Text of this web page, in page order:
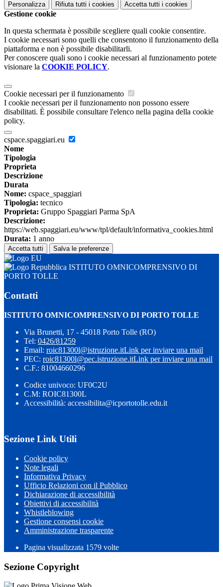
Personalizza Rifiuta tutti i cookies Accetta tutti i cookies
Gestione cookie
In questa schermata è possibile scegliere quali cookie consentire.
I cookie necessari sono quelli che consentono il funzionamento della
piattaforma e non è possibile disabilitarli.
Per conoscere quali sono i cookie necessari al funzionamento potete
visionare la COOKIE POLICY.
Cookie necessari per il funzionamento
I cookie necessari per il funzionamento non possono essere
disabilitati. È possibile consultare l'elenco nella pagina della cookie
policy.
cspace.spaggiari.eu
Nome
Tipologia
Proprieta
Descrizione
Durata
Nome: cspace_spaggiari
Tipologia: tecnico
Proprieta: Gruppo Spaggiari Parma SpA
Descrizione:
https://web.spaggiari.eu/www/tpl/default/informativa_cookies.html
Durata: 1 anno
Accetta tutti Salva le preferenze
ISTITUTO OMNICOMPRENSIVO DI
PORTO TOLLE
Contatti
ISTITUTO OMNICOMPRENSIVO DI PORTO TOLLE
Via Brunetti, 17 - 45018 Porto Tolle (RO)
Tel: 0426/81259
Email: roic81300l@istruzione.itLink per inviare una mail
PEC: roic81300l@pec.istruzione.itLink per inviare una mail
C.F.: 81004660296
Codice univoco: UF0C2U
C.M: ROIC81300L
Accessibilità: accessibilita@icportotolle.edu.it
Sezione Link Utili
Cookie policy
Note legali
Informativa Privacy
Ufficio Relazioni con il Pubblico
Dichiarazione di accessibilità
Obiettivi di accessibilità
Whistleblowing
Gestione consensi cookie
Amministrazione trasparente
Pagina visualizzata 1579 volte
Sezione Copyright